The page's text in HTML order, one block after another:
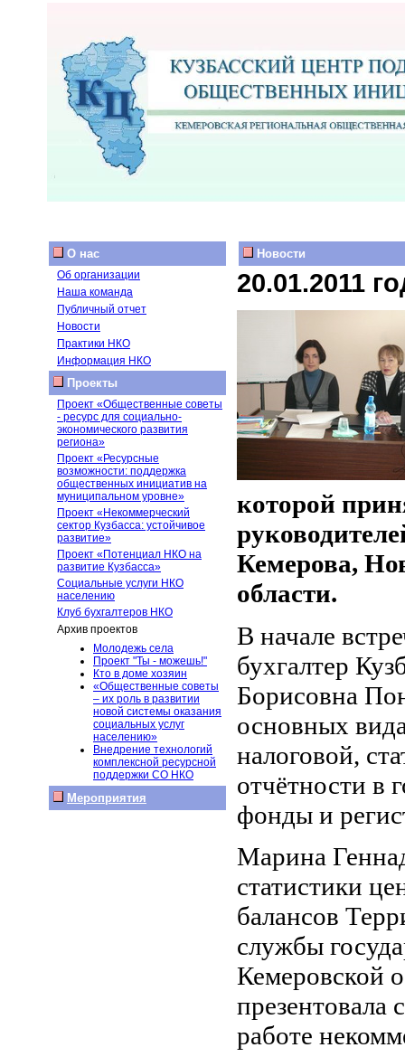
О нас
Об организации
Наша команда
Публичный отчет
Новости
Практики НКО
Информация НКО
Проекты
Проект «Общественные советы
- ресурс для социально-
экономического развития
региона»
Проект «Ресурсные
возможности: поддержка
общественных инициатив на
муниципальном уровне»
Проект «Некоммерческий
сектор Кузбасса: устойчивое
развитие»
Проект «Потенциал НКО на
развитие Кузбасса»
Социальные услуги НКО
населению
Клуб бухгалтеров НКО
Архив проектов
Молодежь села
Проект "Ты - можешь!"
Кто в доме хозяин
«Общественные советы
– их роль в развитии
новой системы оказания
социальных услуг
населению»
Внедрение технологий
комплексной ресурсной
поддержки СО НКО
Мероприятия
Новости
20.01.2011
которой
Кемерова,
области.
В начале
бухгалтер
Борисовна
основных
налоговой,
отчётности в
фонды и
Марина
статистики
балансов
службы
Кемеровской
презентовала
работе